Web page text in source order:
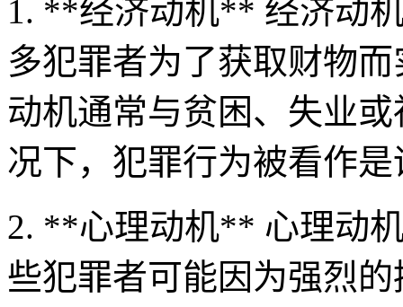
1. **经济动机** 经济动
多犯罪者为了获取财物
动机通常与贫困、失业
况下，犯罪行为被看作
2. **心理动机** 心理动
些犯罪者可能因为强烈